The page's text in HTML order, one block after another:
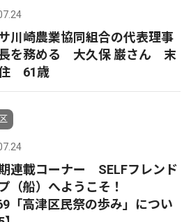
川崎農業協同組合の代表理事
を務める 大久保 巌さん 末
61歳
連載コーナー SELFフレンド
（船）へようこそ！
「高津区民祭の歩み」につい